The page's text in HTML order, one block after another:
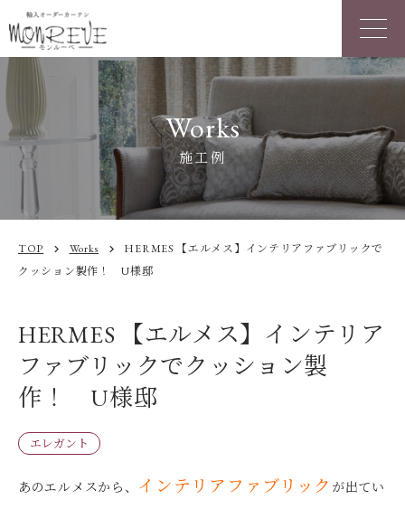
Works
施工例
TOP chevron_right Works chevron_right
HERMES 【エルメス】インテリアファブリックで
クッション製作！ U様邸
HERMES 【エルメス】インテリア
ファブリックでクッション製
作！ U様邸
エレガント
あのエルメスから、 インテリアファブリック が出てい